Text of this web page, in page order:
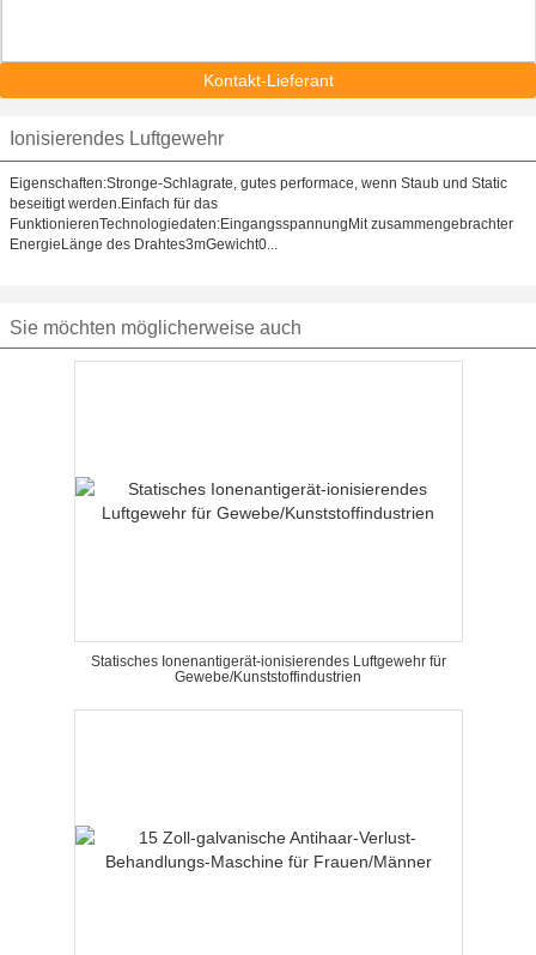
Kontakt-Lieferant
Ionisierendes Luftgewehr
Eigenschaften:Stronge-Schlagrate, gutes performace, wenn Staub und Static
beseitigt werden.Einfach für das
FunktionierenTechnologiedaten:EingangsspannungMit zusammengebrachter
EnergieLänge des Drahtes3mGewicht0...
Sie möchten möglicherweise auch
Statisches Ionenantigerät-ionisierendes Luftgewehr für
Gewebe/Kunststoffindustrien